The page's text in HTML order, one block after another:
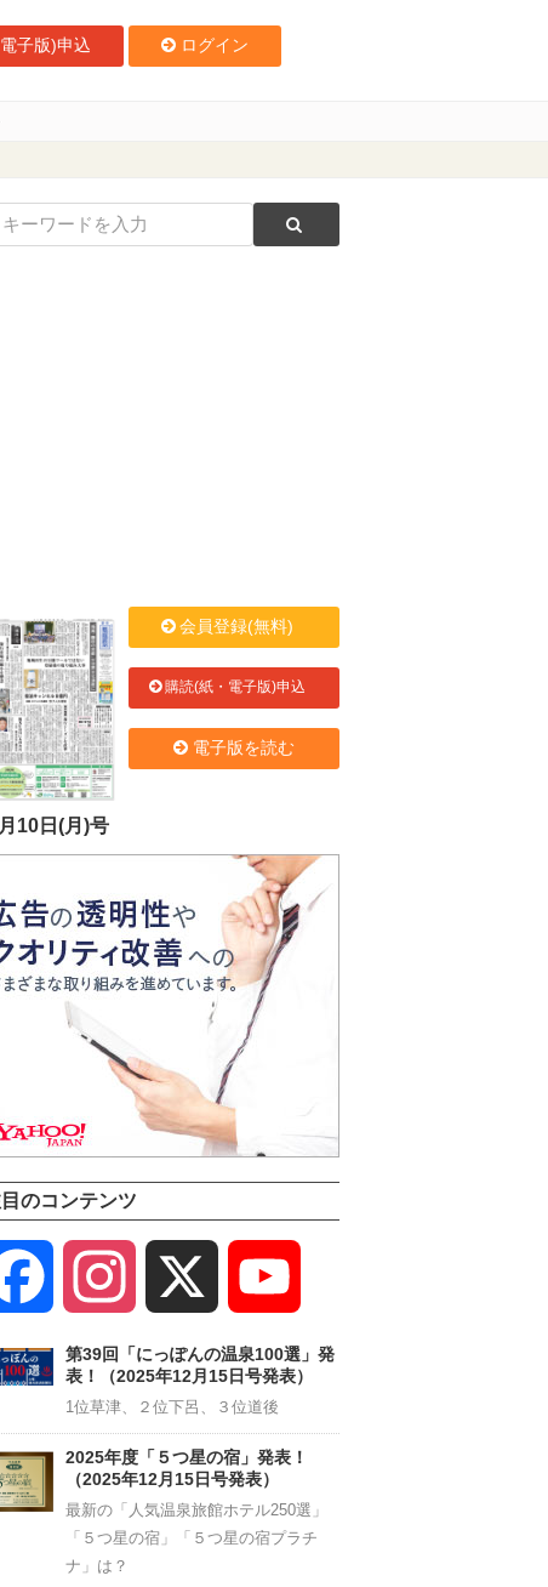
子版)申込 ログイン
10日(月)号
会員登録(無料)
購読(紙・電子版)申込
電子版を読む
のコンテンツ
Facebook Instagram
Channel
第39回「にっぽんの温泉100選」発
表！（2025年12月15日号発表）
1位草津、２位下呂、３位道後
2025年度「５つ星の宿」発表！
（2025年12月15日号発表）
最新の「人気温泉旅館ホテル250選」
「５つ星の宿」「５つ星の宿プラチ
ナ」は？